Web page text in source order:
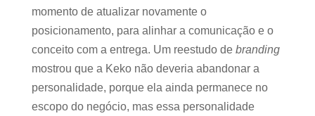
momento de atualizar novamente o
posicionamento, para alinhar a comunicação e o
conceito com a entrega. Um reestudo de branding
mostrou que a Keko não deveria abandonar a
personalidade, porque ela ainda permanece no
escopo do negócio, mas essa personalidade